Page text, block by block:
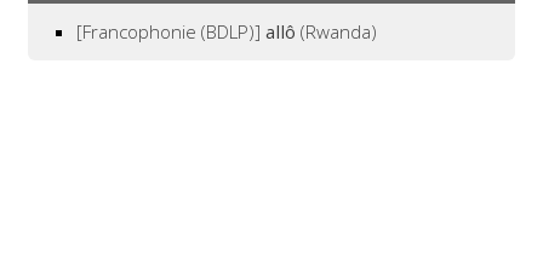
[Francophonie (BDLP)] allô (Rwanda)